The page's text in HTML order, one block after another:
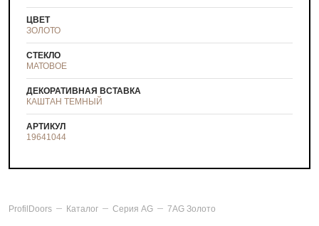
ЦВЕТ
ЗОЛОТО
СТЕКЛО
МАТОВОЕ
ДЕКОРАТИВНАЯ ВСТАВКА
КАШТАН ТЕМНЫЙ
АРТИКУЛ
19641044
ProfilDoors Каталог Серия AG 7AG Золото